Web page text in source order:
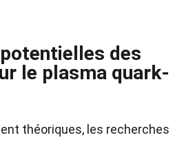
des
le plasma quark-
théoriques, les recherches